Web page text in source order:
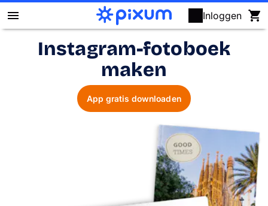
Inloggen
Fotoboek maken
Posters & wanddecoratie
Instagram-fotoboek
maken
App gratis downloaden